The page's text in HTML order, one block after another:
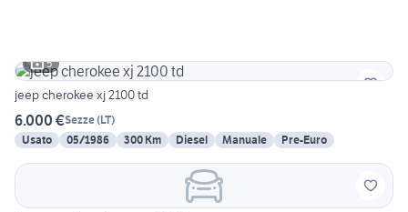
5
jeep cherokee xj 2100 td
6.000 €Sezze(LT)
Usato
05/1986 300 Km Diesel Manuale Pre-Euro